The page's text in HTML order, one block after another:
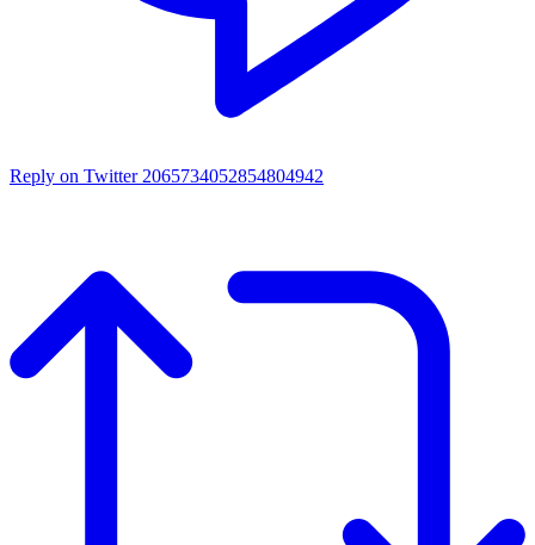
Reply on Twitter 2065734052854804942